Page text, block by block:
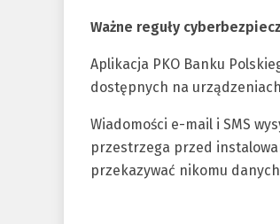
Ważne reguły
Aplikacja PKO Banku
dostępnych na
Wiadomości e-mail i SMS
przestrzega przed
przekazywać nikomu